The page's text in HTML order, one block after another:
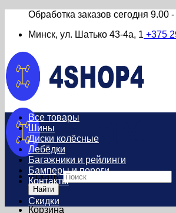
Обработка заказов сегодня 9.00
Минск, ул. Шатько 43-4а, 1 +375
Искать:
Найти
Корзина
Все товары
Шины
Диски колёсные
Лебёдки
Багажники и рейлинги
Бамперы и пороги
Контакты
Скидки